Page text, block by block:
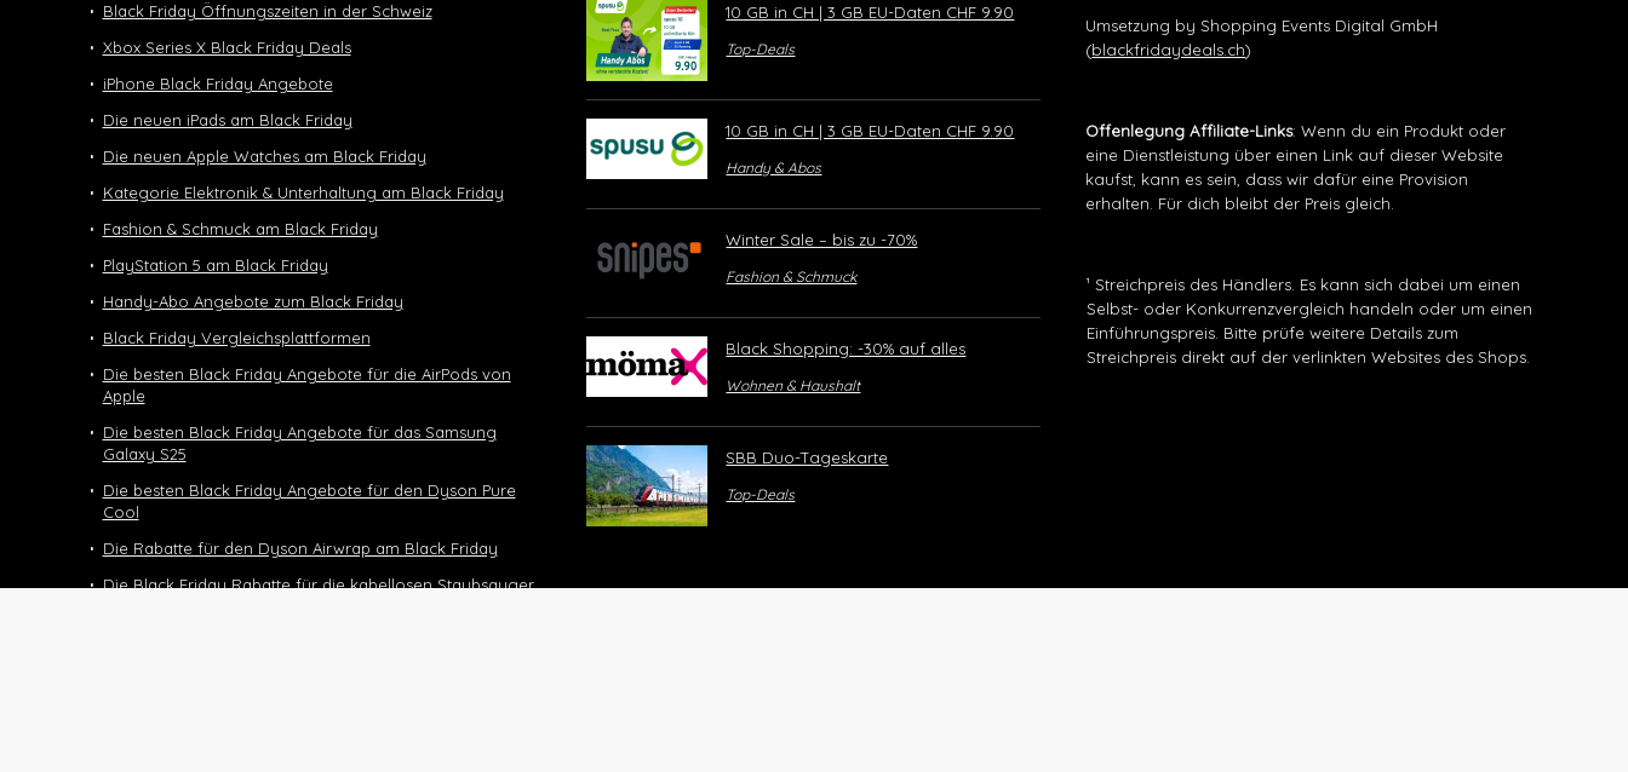
Black Friday Öffnungszeiten in der Schweiz
Xbox Series X Black Friday Deals
iPhone Black Friday Angebote
Die neuen iPads am Black Friday
Die neuen Apple Watches am Black Friday
Kategorie Elektronik & Unterhaltung am Black Friday
Fashion & Schmuck am Black Friday
PlayStation 5 am Black Friday
Handy-Abo Angebote zum Black Friday
Black Friday Vergleichsplattformen
Die besten Black Friday Angebote für die AirPods von
Apple
Die besten Black Friday Angebote für das Samsung
Galaxy S25
Die besten Black Friday Angebote für den Dyson Pure
Cool
Die Rabatte für den Dyson Airwrap am Black Friday
Die Black Friday Rabatte für die kabellosen Staubsauger
10 GB in CH | 3 GB EU-Daten CHF 9.90
Top-Deals
10 GB in CH | 3 GB EU-Daten CHF 9.90
Handy & Abos
Winter Sale – bis zu -70%
Fashion & Schmuck
Black Shopping: -30% auf alles
Wohnen & Haushalt
SBB Duo-Tageskarte
Top-Deals
Umsetzung by Shopping Events Digital GmbH
(blackfridaydeals.ch)
Offenlegung Affiliate-Links: Wenn du ein Produkt oder
eine Dienstleistung über einen Link auf dieser Website
kaufst, kann es sein, dass wir dafür eine Provision
erhalten. Für dich bleibt der Preis gleich.
¹ Streichpreis des Händlers. Es kann sich dabei um einen
Selbst- oder Konkurrenzvergleich handeln oder um einen
Einführungspreis. Bitte prüfe weitere Details zum
Streichpreis direkt auf der verlinkten Websites des Shops.